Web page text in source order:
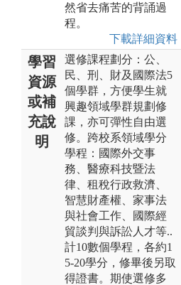
然省去痛苦的背誦過
程。
下載詳細資料
學習
資源
或補
充說
明
選修課程劃分：公、
民、刑、財及國際法5
個學群，方便學生就
興趣領域學群規劃修
課，亦可彈性自由選
修。跨校系領域學分
學程：國際外交事
務、醫療科技暨法
律、租稅行政救濟、
智慧財產權、家事法
與社會工作、國際經
貿談判與訴訟人才等..
計10數個學程，各約1
5-20學分，修畢後另取
得證書。期使選修多